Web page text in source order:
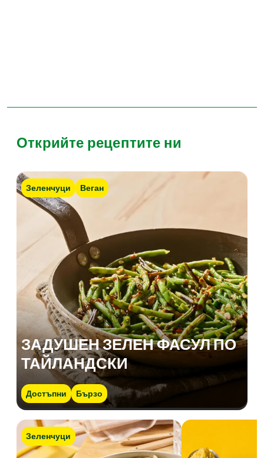
Открийте рецептите ни
Зеленчуци Веган
ЗАДУШЕН ЗЕЛЕН ФАСУЛ ПО
ТАЙЛАНДСКИ
Достъпни Бързо
Зеленчуци